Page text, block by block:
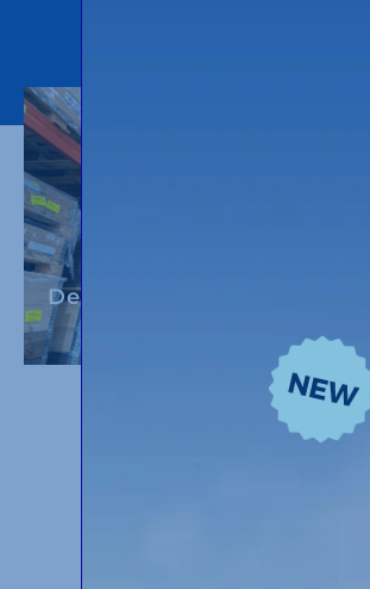
Depósito Aduanero, Túnez